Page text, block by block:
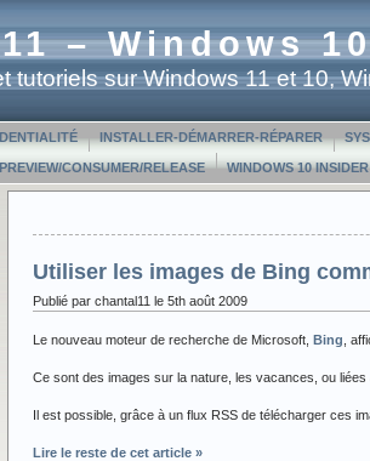
– Windows
tutoriels sur Windows 11 et 10,
INSTALLER-DÉMARRER-RÉPARER
CONSUMER/RELEASE WINDOWS 10
Utiliser les images de Bing
Publié par chantal11 le 5th août 2009
Le nouveau moteur de recherche de Microsoft, Bing ,
Ce sont des images sur la nature, les vacances, ou liées
Il est possible, grâce à un flux RSS de télécharger ces
Lire le reste de cet article »